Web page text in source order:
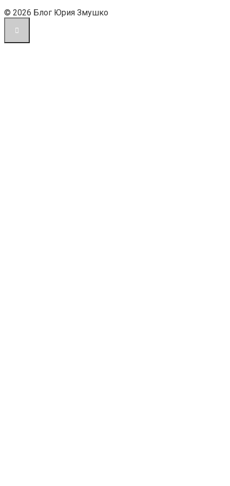
© 2026 Блог Юрия Змушко